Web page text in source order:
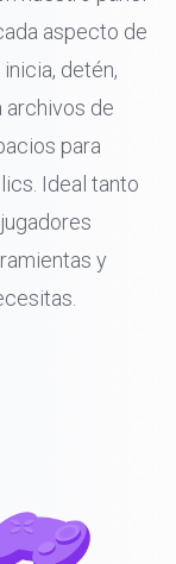
aspecto de
detén,
archivos de
para
Ideal tanto
y